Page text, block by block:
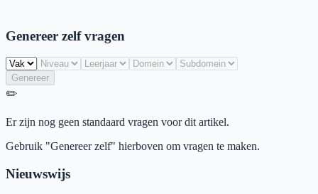
Genereer zelf vragen
Genereer
✏️
Er zijn nog geen standaard vragen voor dit artikel.
Gebruik "Genereer zelf" hierboven om vragen te maken.
Nieuwswijs